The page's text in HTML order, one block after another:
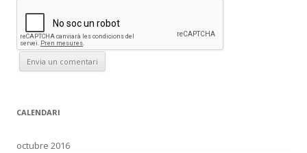
CALENDARI
octubre 2016